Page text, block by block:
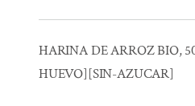
HARINA DE ARROZ BIO,
HUEVO][SIN-AZUCAR]